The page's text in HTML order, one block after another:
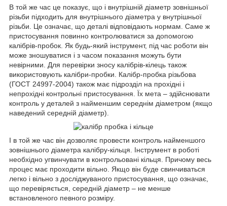
В той же час це показує, що і внутрішній діаметр зовнішньої
різьби підходить для внутрішнього діаметра у внутрішньої
різьби. Це означає, що деталі відповідають нормам. Саме ж
пристосування повинно контролюватися за допомогою
калібрів-пробок. Як будь-який інструмент, під час роботи він
може зношуватися і з часом показання можуть бути
невірними. Для перевірки зносу калібрів-кілець також
використовують калібри-пробки. Калібр-пробка різьбова
(ГОСТ 24997-2004) також має підрозділ на прохідні і
непрохідні контрольні пристосування. Їх мета – здійснювати
контроль у деталей з найменшим середнім діаметром (якщо
наведений середній діаметр).
І в той же час він дозволяє провести контроль найменшого
зовнішнього діаметра калібру-кільця. Інструмент в роботі
необхідно угвинчувати в контрольовані кільця. Причому весь
процес має проходити вільно. Якщо він буде свинчиваться
легко і вільно з досліджуваного пристосування, що означає,
що перевіряється, середній діаметр – не менше
встановленого певного розміру.